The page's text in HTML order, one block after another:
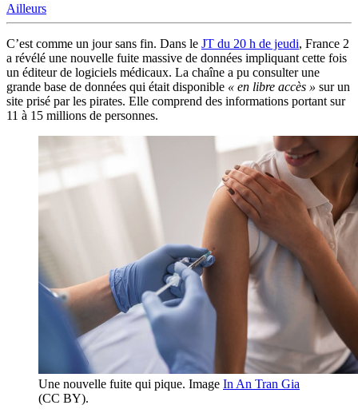
Ailleurs
C’est comme un jour sans fin. Dans le JT du 20 h de jeudi, France 2
a révélé une nouvelle fuite massive de données impliquant cette fois
un éditeur de logiciels médicaux. La chaîne a pu consulter une
grande base de données qui était disponible « en libre accès » sur un
site prisé par les pirates. Elle comprend des informations portant sur
11 à 15 millions de personnes.
Une nouvelle fuite qui pique. Image In An Tran Gia
(CC BY).